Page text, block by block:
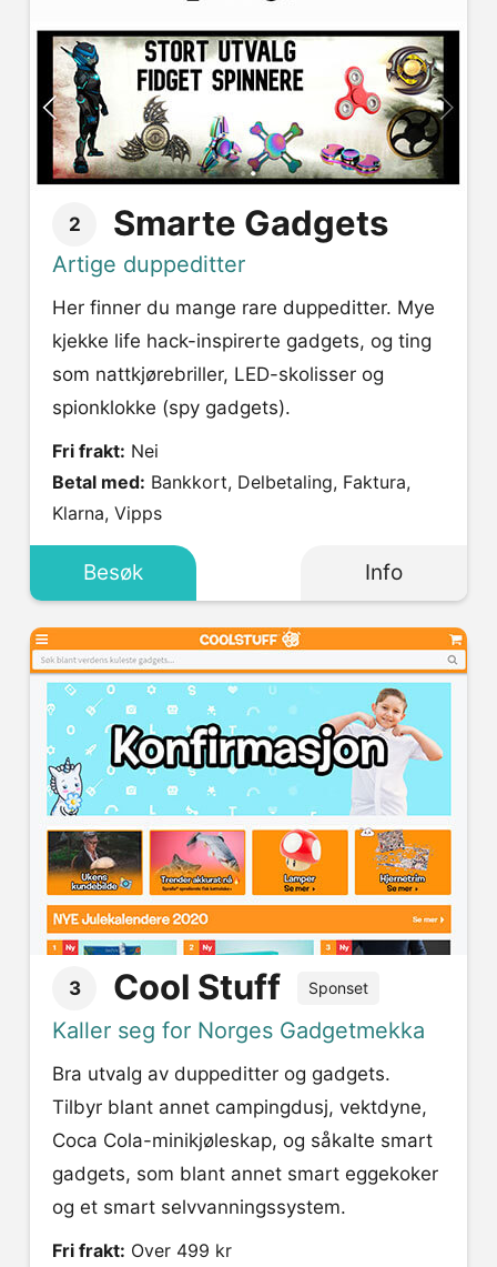
2 Smarte Gadgets
Artige duppeditter
Her finner du mange rare duppeditter. Mye
kjekke life hack-inspirerte gadgets, og ting
som nattkjørebriller, LED-skolisser og
spionklokke (spy gadgets).
Fri frakt: Nei
Betal med:
Klarna, Vipps
Besøk Info
3 Cool Stuff Sponset
Kaller seg for Norges Gadgetmekka
Bra utvalg av duppeditter og gadgets.
Tilbyr blant annet campingdusj, vektdyne,
Coca Cola-minikjøleskap, og såkalte smart
gadgets, som blant annet smart eggekoker
og et smart selvvanningssystem.
Fri frakt: Over 499 kr